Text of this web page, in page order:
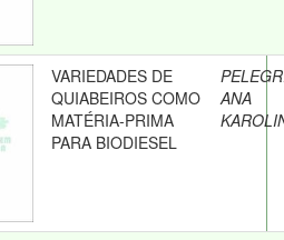
VARIEDADES DE
QUIABEIROS COMO
MATÉRIA-PRIMA
PARA BIODIESEL
ANA